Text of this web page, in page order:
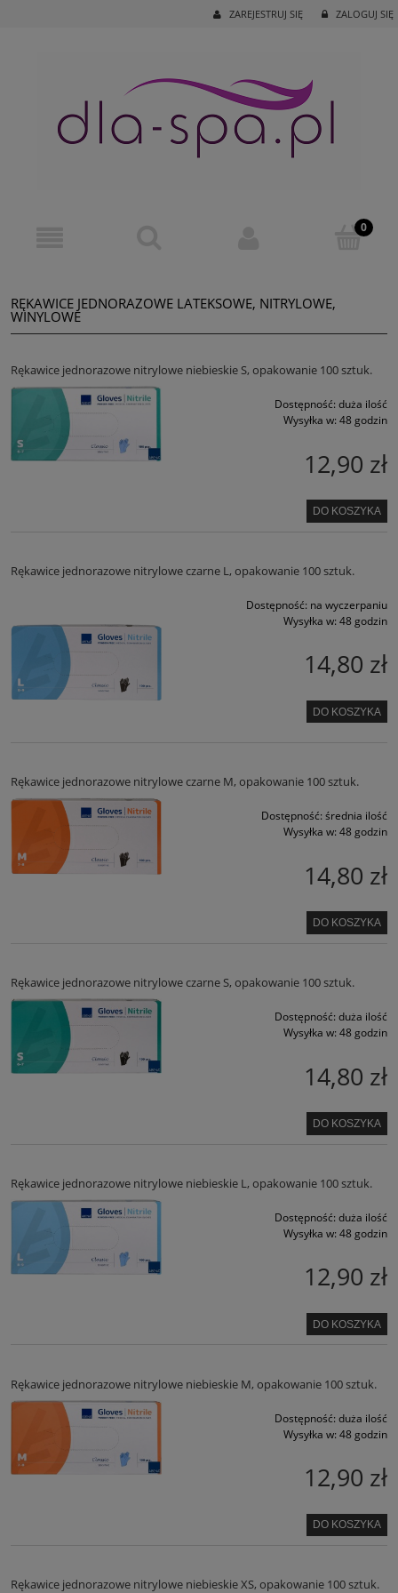
ZAREJESTRUJ SIĘ ZALOGUJ SIĘ
RĘKAWICE JEDNORAZOWE LATEKSOWE, NITRYLOWE,
WINYLOWE
Rękawice jednorazowe nitrylowe niebieskie S, opakowanie 100 sztuk.
Dostępność: duża ilość
Wysyłka w: 48 godzin
12,90 zł
DO KOSZYKA
Rękawice jednorazowe nitrylowe czarne L, opakowanie 100 sztuk.
Dostępność: na wyczerpaniu
Wysyłka w: 48 godzin
14,80 zł
DO KOSZYKA
Rękawice jednorazowe nitrylowe czarne M, opakowanie 100 sztuk.
Dostępność: średnia ilość
Wysyłka w: 48 godzin
14,80 zł
DO KOSZYKA
Rękawice jednorazowe nitrylowe czarne S, opakowanie 100 sztuk.
Dostępność: duża ilość
Wysyłka w: 48 godzin
14,80 zł
DO KOSZYKA
Rękawice jednorazowe nitrylowe niebieskie L, opakowanie 100 sztuk.
Dostępność: duża ilość
Wysyłka w: 48 godzin
12,90 zł
DO KOSZYKA
Rękawice jednorazowe nitrylowe niebieskie M, opakowanie 100 sztuk.
Dostępność: duża ilość
Wysyłka w: 48 godzin
12,90 zł
DO KOSZYKA
Rękawice jednorazowe nitrylowe niebieskie XS, opakowanie 100 sztuk.